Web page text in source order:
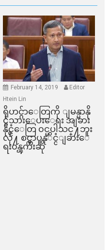
February 14, 2019
Editor
Htein Lin
ရိုဟင္ဂ်ာေတြကို ျမန္မာနို
င္ငံသားေပးေရး အျခား
နိုင္ငံေတြ ၀င္မပါသင္႔ဘူး
လို႔ စင္ကာပူနုိင္ငံျခားေ
ရး၀န္ၾကီးဆို